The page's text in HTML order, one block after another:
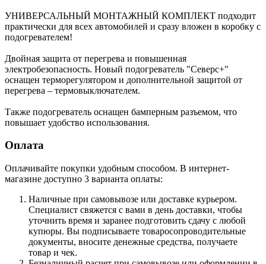
УНИВЕРСАЛЬНЫЙ МОНТАЖНЫЙ КОМПЛЕКТ подходит
практически для всех автомобилей и сразу вложен в коробку с
подогревателем!
Двойная защита от перегрева и повышенная
электробезопасность. Новый подогреватель "Северс+"
оснащен терморегулятором и дополнительной защитой от
перегрева – термовыключателем.
Также подогреватель оснащен бамперным разъемом, что
повышает удобство использования.
Оплата
Оплачивайте покупки удобным способом. В интернет-
магазине доступно 3 варианта оплаты:
Наличные при самовывозе или доставке курьером.
Специалист свяжется с вами в день доставки, чтобы
уточнить время и заранее подготовить сдачу с любой
купюры. Вы подписываете товаросопроводительные
документы, вносите денежные средства, получаете
товар и чек.